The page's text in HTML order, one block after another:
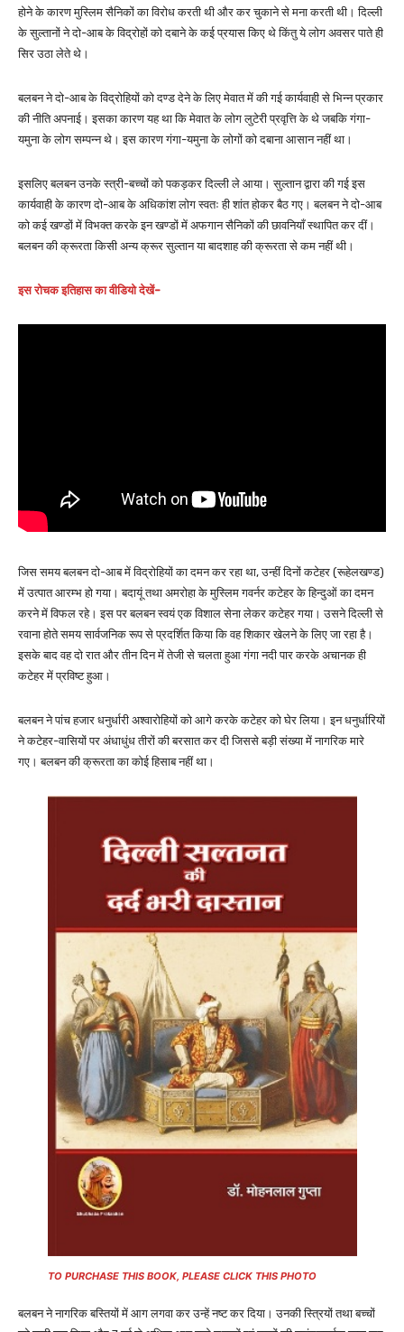
होने के कारण मुस्लिम सैनिकों का विरोध करती थी और कर चुकाने से मना करती थी। दिल्ली
के सुल्तानों ने दो-आब के विद्रोहों को दबाने के कई प्रयास किए थे किंतु ये लोग अवसर पाते ही
सिर उठा लेते थे।
बलबन ने दो-आब के विद्रोहियों को दण्ड देने के लिए मेवात में की गई कार्यवाही से भिन्न प्रकार
की नीति अपनाई। इसका कारण यह था कि मेवात के लोग लुटेरी प्रवृत्ति के थे जबकि गंगा-
यमुना के लोग सम्पन्न थे। इस कारण गंगा-यमुना के लोगों को दबाना आसान नहीं था।
इसलिए बलबन उनके स्त्री-बच्चों को पकड़कर दिल्ली ले आया। सुल्तान द्वारा की गई इस
कार्यवाही के कारण दो-आब के अधिकांश लोग स्वतः ही शांत होकर बैठ गए। बलबन ने दो-आब
को कई खण्डों में विभक्त करके इन खण्डों में अफगान सैनिकों की छावनियाँ स्थापित कर दीं।
बलबन की क्रूरता किसी अन्य क्रूर सुल्तान या बादशाह की क्रूरता से कम नहीं थी।
इस रोचक इतिहास का वीडियो देखें-
जिस समय बलबन दो-आब में विद्रोहियों का दमन कर रहा था, उन्हीं दिनों कटेहर (रूहेलखण्ड)
में उत्पात आरम्भ हो गया। बदायूं तथा अमरोहा के मुस्लिम गवर्नर कटेहर के हिन्दुओं का दमन
करने में विफल रहे। इस पर बलबन स्वयं एक विशाल सेना लेकर कटेहर गया। उसने दिल्ली से
रवाना होते समय सार्वजनिक रूप से प्रदर्शित किया कि वह शिकार खेलने के लिए जा रहा है।
इसके बाद वह दो रात और तीन दिन में तेजी से चलता हुआ गंगा नदी पार करके अचानक ही
कटेहर में प्रविष्ट हुआ।
बलबन ने पांच हजार धनुर्धारी अश्वारोहियों को आगे करके कटेहर को घेर लिया। इन धनुर्धारियों
ने कटेहर-वासियों पर अंधाधुंध तीरों की बरसात कर दी जिससे बड़ी संख्या में नागरिक मारे
गए। बलबन की क्रूरता का कोई हिसाब नहीं था।
TO PURCHASE THIS BOOK, PLEASE CLICK THIS PHOTO
बलबन ने नागरिक बस्तियों में आग लगवा कर उन्हें नष्ट कर दिया। उनकी स्त्रियों तथा बच्चों